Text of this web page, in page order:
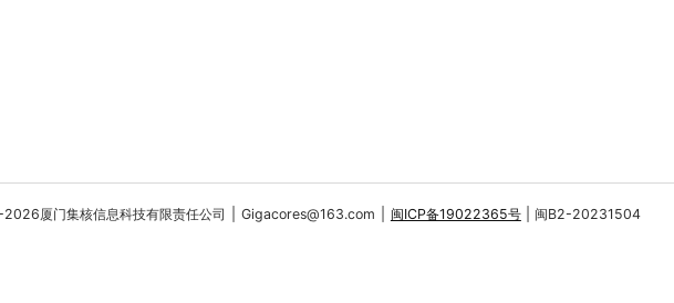
2026厦门集核信息科技有限责任公司 Gigacores@163.com 闽ICP备19022365号 闽B2-20231504